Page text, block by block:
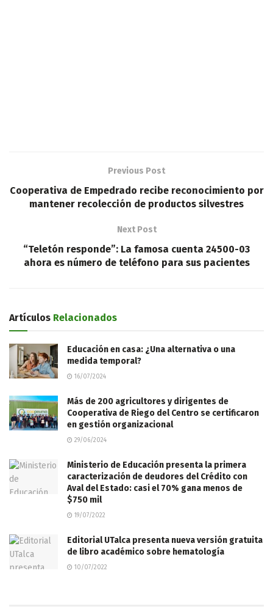
Previous Post
Cooperativa de Empedrado recibe reconocimiento por
mantener recolección de productos silvestres
Next Post
“Teletón responde”: La famosa cuenta 24500-03
ahora es número de teléfono para sus pacientes
Artículos Relacionados
Educación en casa: ¿Una alternativa o una
medida temporal?
16/07/2024
Más de 200 agricultores y dirigentes de
Cooperativa de Riego del Centro se certificaron
en gestión organizacional
29/06/2024
Ministerio de Educación presenta la primera
caracterización de deudores del Crédito con
Aval del Estado: casi el 70% gana menos de
$750 mil
19/07/2022
Editorial UTalca presenta nueva versión gratuita
de libro académico sobre hematología
10/07/2022